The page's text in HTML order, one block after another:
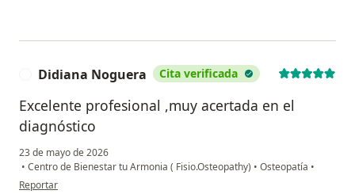
Didiana Noguera Cita verificada
Excelente profesional ,muy acertada en el
diagnóstico
23 de mayo de 2026
• Centro de Bienestar tu Armonia ( Fisio.Osteopathy) • Osteopatía •
en opinión del usuario Didiana Noguera
Reportar